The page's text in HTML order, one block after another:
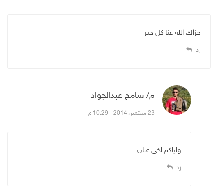
جزاك الله عنا كل خير
رد
م/ سامح عبدالجواد
23 سبتمبر، 2014 - 10:29 م
واياكم اخى غثان
رد